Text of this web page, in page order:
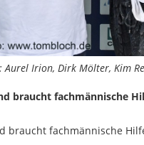
Aurel Irion, Dirk Mölter, Kim
braucht fachmännische
braucht fachmännische